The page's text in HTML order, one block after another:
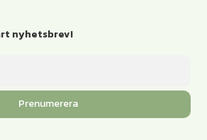
nyhetsbrev!
Prenumerera